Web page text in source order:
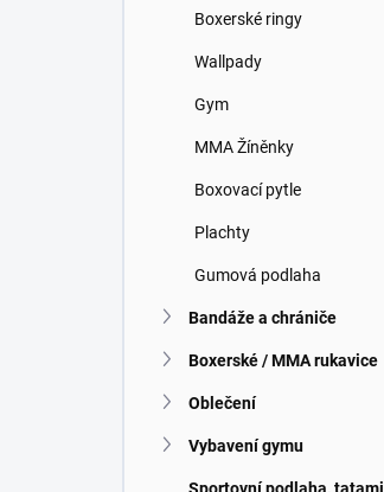
Boxerské ringy
Wallpady
Gym
MMA Žíněnky
Boxovací pytle
Plachty
Gumová podlaha
Bandáže a chrániče
Boxerské / MMA rukavice
Oblečení
Vybavení gymu